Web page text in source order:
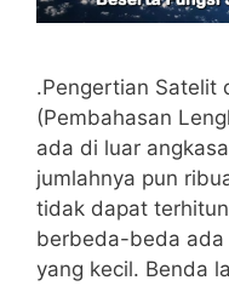
.Pengertian Satelit
(Pembahasan
ada di luar
jumlahnya pun
tidak dapat
berbeda-beda ada
yang kecil. Benda